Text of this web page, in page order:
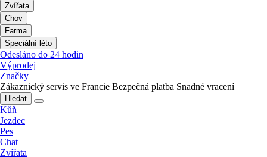
Zvířata
Chov
Farma
Speciální léto
Odesláno do 24 hodin
Výprodej
Značky
Zákaznický servis ve Francie Bezpečná platba Snadné vracení
Hledat
Kůň
Jezdec
Pes
Chat
Zvířata